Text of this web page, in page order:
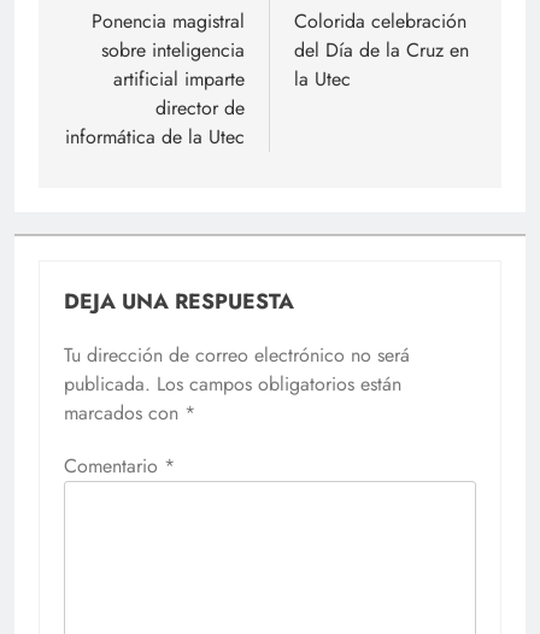
de
entradas
Ponencia magistral
sobre inteligencia
artificial imparte
director de
informática de la Utec
Colorida celebración
del Día de la Cruz en
la Utec
DEJA UNA RESPUESTA
Tu dirección de correo electrónico no será
publicada. Los campos obligatorios están
marcados con *
Comentario *